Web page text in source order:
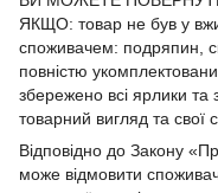
ЯКЩО: товар не був у
споживачем: подряпин,
повністю
збережено всі ярлики та
товарний вигляд та свої
Відповідно до Закону
може відмовити